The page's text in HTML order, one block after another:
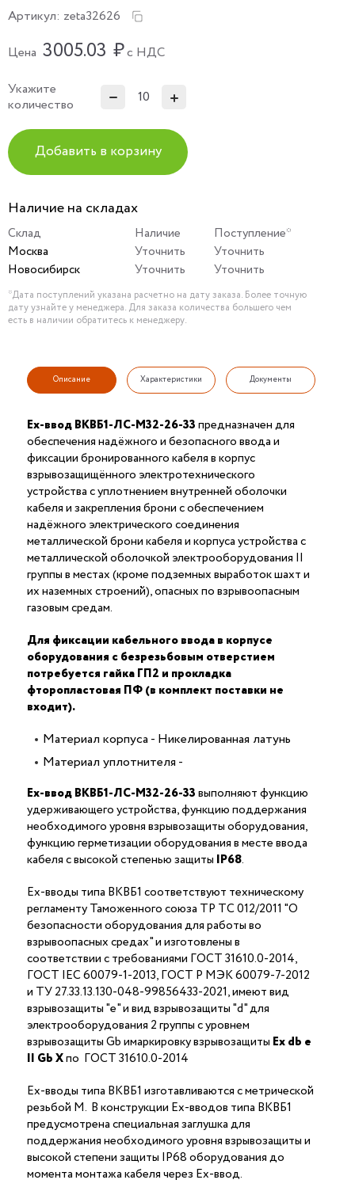
Артикул: zeta32626
Цена 3005.03 ₽с НДС
Укажите
количество
Добавить в корзину
Наличие на складах
Склад Наличие
Поступление*
Москва
Уточнить
Уточнить
Новосибирск
Уточнить Уточнить
*Дата поступлений указана расчетно на дату заказа. Более точную
дату узнайте у менеджера. Для заказа количества большего чем
есть в наличии обратитесь к менеджеру.
Описание Характеристики Документы
Ех-ввод ВКВБ1-ЛС-M32-26-33предназначен для
обеспечения надёжного и безопасного ввода и
фиксации бронированного кабеля в корпус
взрывозащищённого электротехнического
устройства с уплотнением внутренней оболочки
кабеля и закрепления брони с обеспечением
надёжного электрического соединения
металлической брони кабеля и корпуса устройства c
металлической оболочкой электрооборудования II
группы в местах (кроме подземных выработок шахт и
их наземных строений), опасных по взрывоопасным
газовым средам.
Для фиксации кабельного ввода в корпусе
оборудования с безрезьбовым отверстием
потребуется гайка ГП2 и прокладка
фторопластовая ПФ (в комплект поставки не
входит).
Материал корпуса - Никелированная латунь
Материал уплотнителя -
Ех-ввод ВКВБ1-ЛС-M32-26-33выполняют функцию
удерживающего устройства, функцию поддержания
необходимого уровня взрывозащиты оборудования,
функцию герметизации оборудования в месте ввода
кабеля с высокой степенью защиты IP68.
Ex-вводы типа ВКВБ1 соответствуют техническому
регламенту Таможенного союза ТР ТС 012/2011 "О
безопасности оборудования для работы во
взрывоопасных средах" и изготовлены в
соответствии с требованиями ГОСТ 31610.0-2014,
ГОСТ IEC 60079-1-2013, ГОСТ Р МЭК 60079-7-2012
и ТУ 27.33.13.130-048-99856433-2021, имеют вид
взрывозащиты "е" и вид взрывозащиты "d" для
электрооборудования 2 группы с уровнем
взрывозащиты Gb имаркировку взрывозащиты Ехdb е
II Gb Xпо ГОСТ 31610.0-2014
Ex-вводы типа ВКВБ1 изготавливаются с метрической
резьбой M. В конструкции Ex-вводов типа ВКВБ1
предусмотрена специальная заглушка для
поддержания необходимого уровня взрывозащиты и
высокой степени защиты IP68 оборудования до
момента монтажа кабеля через Ex-ввод.